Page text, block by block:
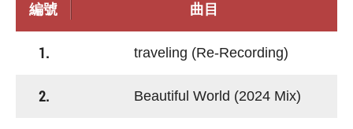
編號 曲目
1. traveling (Re-Recording)
2. Beautiful World (2024 Mix)